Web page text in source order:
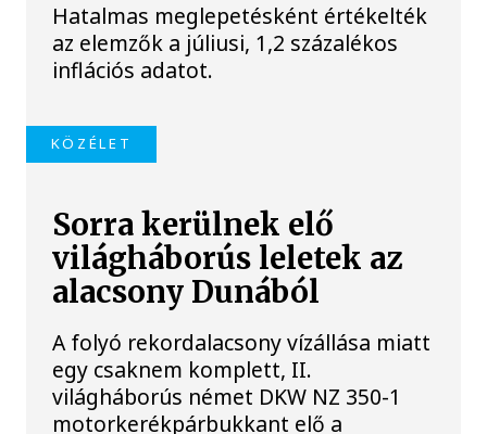
Hatalmas meglepetésként értékelték
az elemzők a júliusi, 1,2 százalékos
inflációs adatot.
KÖZÉLET
Sorra kerülnek elő
világháborús leletek az
alacsony Dunából
A folyó rekordalacsony vízállása miatt
egy csaknem komplett, II.
világháborús német DKW NZ 350-1
motorkerékpárbukkant elő a